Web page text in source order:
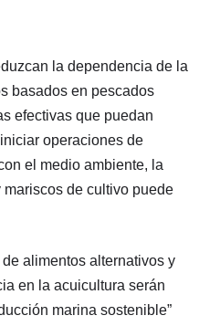
la dependencia de la
basados en pescados
efectivas que puedan
operaciones de
el medio ambiente, la
de cultivo puede
alimentos alternativos y
en la acuicultura serán
marina sostenible”